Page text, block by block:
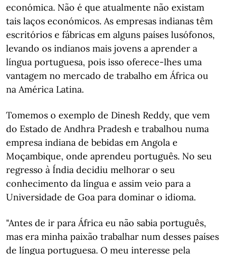
económica. Não é que atualmente não existam
tais laços económicos. As empresas indianas têm
escritórios e fábricas em alguns países lusófonos,
levando os indianos mais jovens a aprender a
língua portuguesa, pois isso oferece-lhes uma
vantagem no mercado de trabalho em África ou
na América Latina.
Tomemos o exemplo de Dinesh Reddy, que vem
do Estado de Andhra Pradesh e trabalhou numa
empresa indiana de bebidas em Angola e
Moçambique, onde aprendeu português. No seu
regresso à Índia decidiu melhorar o seu
conhecimento da língua e assim veio para a
Universidade de Goa para dominar o idioma.
"Antes de ir para África eu não sabia português,
mas era minha paixão trabalhar num desses países
de língua portuguesa. O meu interesse pela